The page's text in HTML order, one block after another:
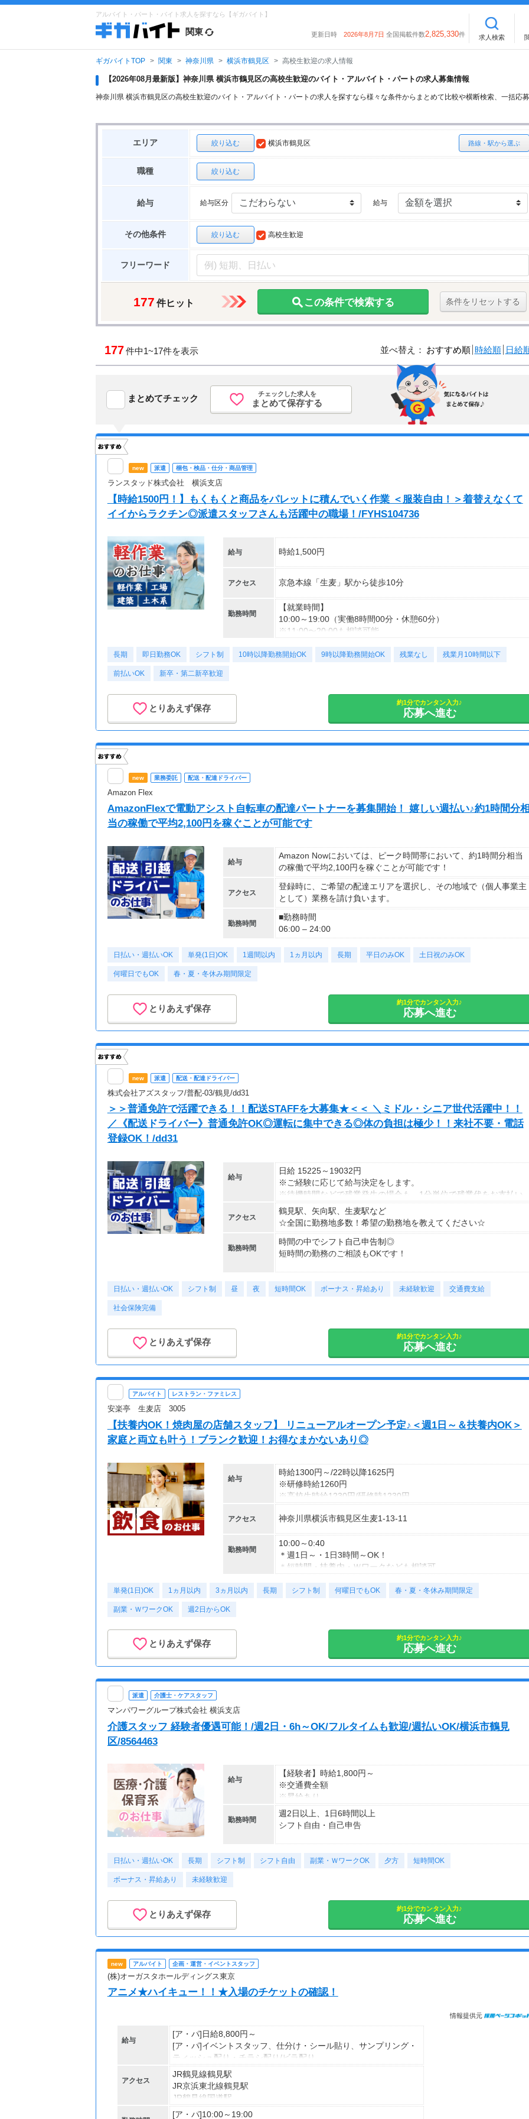
アルバイト・パート・バイト求人を探すなら【ギガバイト】
関東 更新日時 2026年8月7日 全国掲載件数2,825,330件 求人検索
ギガバイトTOP 関東 神奈川県 横浜市鶴見区 高校生歓迎の求人情報
【2026年08月最新版】神奈川県 横浜市鶴見区の高校生歓迎のバイト・アルバイト・パートの求人募集情報
神奈川県 横浜市鶴見区の高校生歓迎のバイト・アルバイト・パートの求人を探すなら様々な条件からまとめて比較や横断検索、一括応
エリア 絞り込む 路線・駅から選ぶ
横浜市鶴見区
職種 絞り込む
給与 給与区分 給与
その他条件 絞り込む 高校生歓迎
フリーワード
177 件ヒット この条件で検索する 条件をリセットする
177件中1~17件を表示 並べ替え： おすすめ順 時給順 日給
まとめてチェック チェックした求人を
まとめて保存する
new 派遣 梱包・検品・仕分・商品管理
ランスタッド株式会社 横浜支店
【時給1500円！】もくもくと商品をパレットに積んでいく作業 ＜服装自由！＞着替えなくて
イイからラクチン◎派遣スタッフさんも活躍中の職場！/FYHS104736
給与 時給1,500円
アクセス 京急本線「生麦」駅から徒歩10分
勤務時間
【就業時間】
10:00～19:00（実働8時間00分・休憩60分）
※11:00〜20:00も相談可能
【勤務日】
月0〜20時間程度 ※今年は今のところ残業はほとんど発生してい
相談ください♪
長期 即日勤務OK シフト制 10時以降勤務開始OK 9時以降勤務開始OK 残業なし 残業月10時間以下
前払いOK 新卒・第二新卒歓迎
とりあえず保存
約1分でカンタン入力♪
応募へ進む
new 業務委託 配送・配達ドライバー
Amazon Flex
AmazonFlexで電動アシスト自転車の配達パートナーを募集開始！ 嬉しい週払い♪約1時間分
当の稼働で平均2,100円を稼ぐことが可能です
給与
Amazon Nowにおいては、ピーク時間帯において、約1時間分相当
の稼働で平均2,100円を稼ぐことが可能です！
アクセス
登録時に、ご希望の配達エリアを選択し、その地域で（個人事業主
として）業務を請け負います。
勤務時間
■勤務時間
06:00 – 24:00
日払い・週払いOK 単発(1日)OK 1週間以内 1ヵ月以内 長期 平日のみOK 土日祝のみOK
何曜日でもOK 春・夏・冬休み期間限定
とりあえず保存
約1分でカンタン入力♪
応募へ進む
new 派遣 配送・配達ドライバー
株式会社アズスタッフ/普配-03/鶴見/dd31
＞＞普通免許で活躍できる！！配送STAFFを大募集★＜＜ ＼ミドル・シニア世代活躍中！！
／《配送ドライバー》普通免許OK◎運転に集中できる◎体の負担は極少！！来社不要・電話
登録OK！/dd31
給与
日給 15225～19032円
※ご経験に応じて給与決定をします。
※待機時間などで残業発生の場合も、1分単位で残業代をお支払い
します！
※研修・研修時給については面談時にお伝えします
＊交通費一部支給（案件による）
アクセス
鶴見駅、矢向駅、生麦駅など
☆全国に勤務地多数！希望の勤務地を教えてください☆
勤務時間
時間の中でシフト自己申告制◎
短時間の勤務のご相談もOKです！
08:00～17:00
23:30～翌03:30
日払い・週払いOK シフト制 昼 夜 短時間OK ボーナス・昇給あり 未経験歓迎 交通費支給
社会保険完備
とりあえず保存
約1分でカンタン入力♪
応募へ進む
アルバイト レストラン・ファミレス
安楽亭 生麦店 3005
【扶養内OK！焼肉屋の店舗スタッフ】 リニューアルオープン予定♪＜週1日～＆扶養内OK＞
家庭と両立も叶う！ブランク歓迎！お得なまかないあり◎
給与
時給1300円～/22時以降1625円
※研修時給1260円
※高校生時給1230円/研修時1230円
アクセス 神奈川県横浜市鶴見区生麦1-13-11
勤務時間
10:00～0:40
＊週1日～・1日3時間～OK！
＊短時間・扶養内・Ｗワークなども相談可
予定に合わせやすい希望シフト制です♪
※18歳未満・高校生は21：30までの勤務
単発(1日)OK 1ヵ月以内 3ヵ月以内 長期 シフト制 何曜日でもOK 春・夏・冬休み期間限定
副業・ＷワークOK 週2日からOK
とりあえず保存
約1分でカンタン入力♪
応募へ進む
派遣 介護士・ケアスタッフ
マンパワーグループ株式会社 横浜支店
介護スタッフ 経験者優遇可能！/週2日・6h～OK/フルタイムも歓迎/週払いOK/横浜市鶴見
区/8564463
給与
【経験者】時給1,800円～
※交通費全額
※昇給あり
≪収入例≫
・日収(1,800*8)円（時給1,800円×8h）
・月収316,800円（日収(1,800*8)円×月22回勤務）
※資格手当あり（時給50円～UP/資格の種類によって異なる）
※週払いOK（規定あり）
→金曜日締め最短翌週火曜日にお給料GET♪
※車・バイク通勤に関して施設により異なる場合あり（応相談）
勤務時間
週2日以上、1日6時間以上
シフト自由・自己申告
応募後、あなたの希望をお伺いして、
※勤務時間に合わせて30分～1ｈの休憩あり
※この時間内で、働けるご希望時間帯をもとにお探し致します。
夕方からWワークの方に最適！
あなたの希望のシフト時間を叶えます！
日払い・週払いOK 長期 シフト制 シフト自由 副業・ＷワークOK 夕方 短時間OK
ボーナス・昇給あり 未経験歓迎
とりあえず保存
約1分でカンタン入力♪
応募へ進む
new アルバイト 企画・運営・イベントスタッフ
(株)オーガスタホールディングス東京
アニメ★ハイキュー！！★入場のチケットの確認！
情報提供元
給与
[ア・パ]日給8,800円～
[ア・パ]イベントスタッフ、仕分け・シール貼り、サンプリング・
ティッシュ配り・チラシ配り/ビラ配り
◆日・前払い制（規定あり）
日払い・前払いはQQマネーという自社システムを利用しており、
申請後、お振込みになります。
登録の際にルールブックの必読お願い致します。
◆昇給あり
アクセス
JR鶴見線鶴見駅
JR京浜東北線鶴見駅
JR鶴見線国道駅
[ア・パ]10:00～19:00